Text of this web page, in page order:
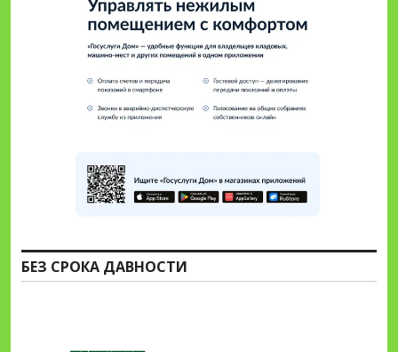
БЕЗ СРОКА ДАВНОСТИ